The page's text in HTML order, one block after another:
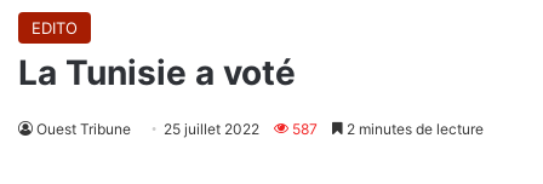
EDITO
La Tunisie a voté
Ouest Tribune 25 juillet 2022 587 2 minutes de lecture